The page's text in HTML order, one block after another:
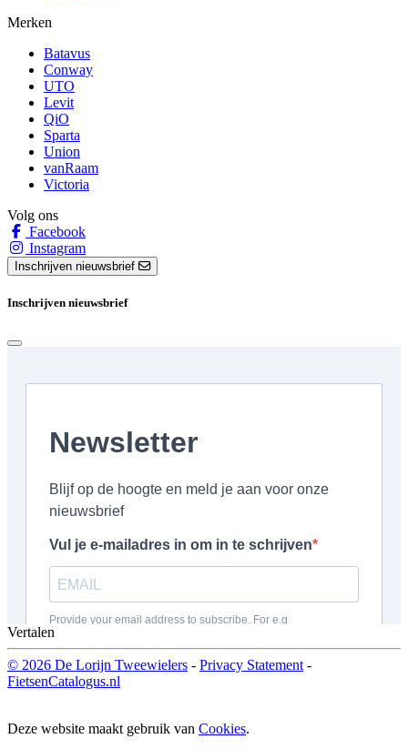
Merken
Batavus
Conway
UTO
Levit
QiO
Sparta
Union
vanRaam
Victoria
Volg ons
Facebook
Instagram
Inschrijven nieuwsbrief
Inschrijven nieuwsbrief
Vertalen
© 2026 De Lorijn Tweewielers - Privacy Statement -
FietsenCatalogus.nl
Deze website maakt gebruik van Cookies.